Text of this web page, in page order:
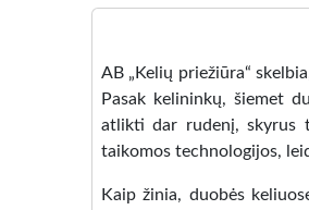
AB „Kelių priežiūra“
Pasak kelininkų, šiemet
atlikti dar rudenį, skyrus
taikomos technologijos,
Kaip žinia, duobės